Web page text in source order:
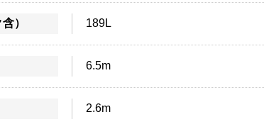
） 189L
6.5m
2.6m